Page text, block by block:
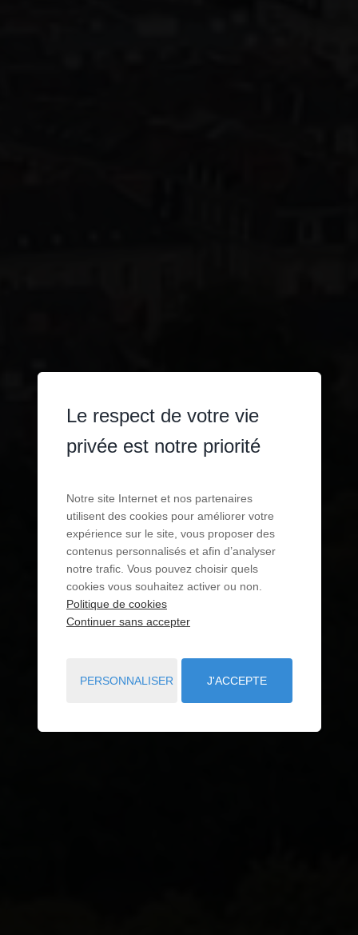
Le respect de votre vie
privée est notre priorité
Notre site Internet et nos partenaires
utilisent des cookies pour améliorer votre
expérience sur le site, vous proposer des
contenus personnalisés et afin d’analyser
notre trafic. Vous pouvez choisir quels
cookies vous souhaitez activer ou non.
Politique de cookies
Continuer sans accepter
PERSONNALISER J'ACCEPTE